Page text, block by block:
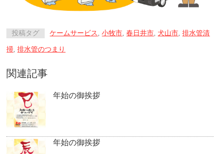
投稿タグ ケームサービス ,小牧市,春日井市,犬山市,排水管清
掃,排水管のつまり
関連記事
年始の御挨拶
年始の御挨拶